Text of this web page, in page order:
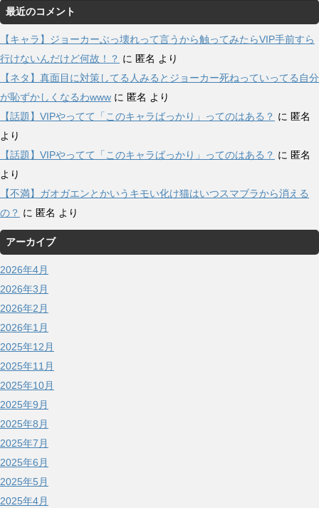
最近のコメント
【キャラ】ジョーカーぶっ壊れって言うから触ってみたらVIP手前すら
行けないんだけど何故！？ に 匿名 より
【ネタ】真面目に対策してる人みるとジョーカー死ねっていってる自分
が恥ずかしくなるわwww に 匿名 より
【話題】VIPやってて「このキャラばっかり」ってのはある？ に 匿名
より
【話題】VIPやってて「このキャラばっかり」ってのはある？ に 匿名
より
【不満】ガオガエンとかいうキモい化け猫はいつスマブラから消える
の？ に 匿名 より
アーカイブ
2026年4月
2026年3月
2026年2月
2026年1月
2025年12月
2025年11月
2025年10月
2025年9月
2025年8月
2025年7月
2025年6月
2025年5月
2025年4月